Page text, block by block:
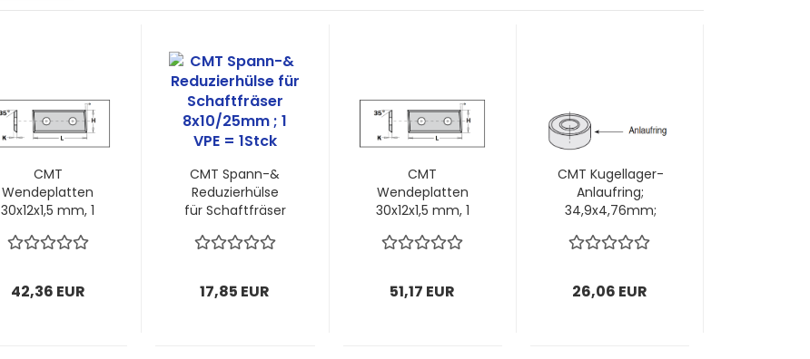
CMT
Wendeplatten
30x12x1,5 mm, 1
42,36 EUR
CMT Spann-&
Reduzierhülse
für Schaftfräser
VPE = 1Stck
17,85 EUR
CMT
Wendeplatten
30x12x1,5 mm, 1
51,17 EUR
CMT Kugellager-
Anlaufring;
34,9x4,76mm;
VPE = 1 Stück
26,06 EUR